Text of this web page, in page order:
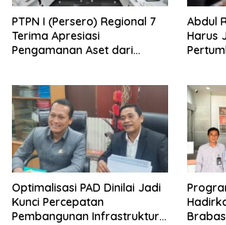
PTPN I (Persero) Regional 7
Terima Apresiasi
Pengamanan Aset dari
Abdul
Harus
Optimalisasi PAD Dinilai Jadi
Kunci Percepatan
Pembangunan Infrastruktur